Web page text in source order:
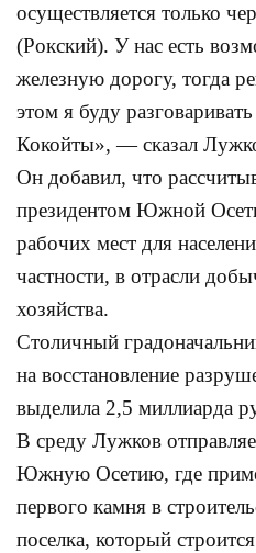
осуществляется только
(Рокский). У нас есть
железную дорогу, тогда
этом я буду
Кокойты», — сказал
Он добавил, что
президентом Южной
рабочих мест для
частности, в отрасли
хозяйства.
Столичный
на восстановление
выделила 2,5 миллиарда
В среду Лужков
Южную Осетию, где
первого камня в
поселка, который